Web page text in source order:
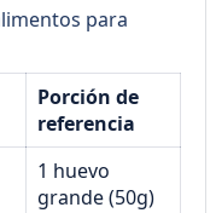
para
Porción de
referencia
1 huevo
grande (50g)